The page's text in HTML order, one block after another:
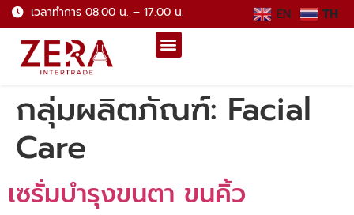
เวลาทำการ 08.00 น. – 17.00 น. EN TH
กลุ่มผลิตภัณฑ์: Facial
Care
เซรั่มบำรุงขนตา ขนคิ้ว